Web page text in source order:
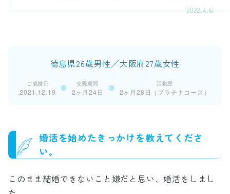
2022.4.6
徳島県26歳男性／大阪府27歳女性
ご成婚日
2021.12.19
交際期間
2ヶ月24日
活動歴
2ヶ月28日（プラチナコース）
婚活を始めたきっかけを教えてくださ
い。
このまま結婚できないこと嫌だと思い、婚活をしまし